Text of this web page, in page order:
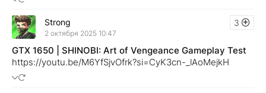
3
Strong
2 октября 2025 10:47
GTX 1650 | SHINOBI: Art of Vengeance Gameplay Test
https://youtu.be/M6YfSjvOfrk?si=CyK3cn-_lAoMejkH